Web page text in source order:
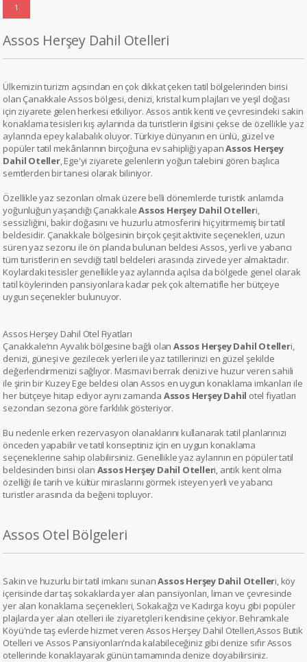
1
Assos Herşey Dahil Otelleri
Ülkemizin turizm açısından en çok dikkat çeken tatil bölgelerinden birisi
olan Çanakkale Assos bölgesi, denizi, kristal kum plajları ve yeşil doğası
için ziyarete gelen herkesi etkiliyor. Assos antik kenti ve çevresindeki sakin
konaklama tesisleri kış aylarında da turistlerin ilgisini çekse de özellikle yaz
aylarında epey kalabalık oluyor. Türkiye dünyanın en ünlü, güzel ve
popüler tatil mekânlarının birçoğuna ev sahipliği yapanAssos Herşey
Dahil Oteller, Ege'yi ziyarete gelenlerin yoğun talebini gören başlıca
semtlerden bir tanesi olarak biliniyor.
Özellikle yaz sezonları olmak üzere belli dönemlerde turistik anlamda
yoğunluğun yaşandığı ÇanakkaleAssos Herşey Dahil Otelleri,
sessizliğini, bakir doğasını ve huzurlu atmosferini hiç yitirmemiş bir tatil
beldesidir. Çanakkale bölgesinin birçok çeşit aktivite seçenekleri, uzun
süren yaz sezonu ile ön planda bulunan beldesi Assos, yerli ve yabancı
tüm turistlerin en sevdiği tatil beldeleri arasında zirvede yer almaktadır.
Koylardaki tesisler genellikle yaz aylarında açılsa da bölgede genel olarak
tatil köylerinden pansiyonlara kadar pek çok alternatifle her bütçeye
uygun seçenekler bulunuyor.
Assos Herşey Dahil Otel Fiyatları
Çanakkale’nn Ayvalık bölgesine bağlı olanAssos Herşey Dahil Otelleri,
denizi, güneşi ve gezilecek yerleri ile yaz tatillerinizi en güzel şekilde
değerlendirmenizi sağlıyor. Masmavi berrak denizi ve huzur veren sahili
ile şirin bir Kuzey Ege beldesi olan Assos en uygun konaklama imkanları ile
her bütçeye hitap ediyor aynı zamanda Assos Herşey Dahil otel fiyatları
sezondan sezona göre farklılık gösteriyor.
Bu nedenle erken rezervasyon olanaklarını kullanarak tatil planlarınızı
önceden yapabilir ve tatil konseptiniz için en uygun konaklama
seçeneklerine sahip olabilirsiniz. Genellikle yaz aylarının en pöpüler tatil
beldesinden birisi olan Assos Herşey Dahil Otelleri, antik kent olma
özelliği ile tarih ve kültür miraslarını görmek isteyen yerli ve yabancı
turistler arasında da beğeni topluyor.
Assos Otel Bölgeleri
Sakin ve huzurlu bir tatil imkanı sunanAssos Herşey Dahil Otelleri, köy
içerisinde dar taş sokaklarda yer alan pansiyonları, liman ve çevresinde
yer alan konaklama seçenekleri, Sokakağzı ve Kadırga koyu gibi popüler
plajlarda yer alan otelleri ile ziyaretçileri kendisine çekiyor. Behramkale
Köyü'nde taş evlerde hizmet veren Assos Herşey Dahil Otelleri,Assos Butik
Otelleri ve Assos Pansiyonları'nda kalabileceğiniz gibi denize sıfır Assos
otellerinde konaklayarak günün tamamında denize doyabilirsiniz.